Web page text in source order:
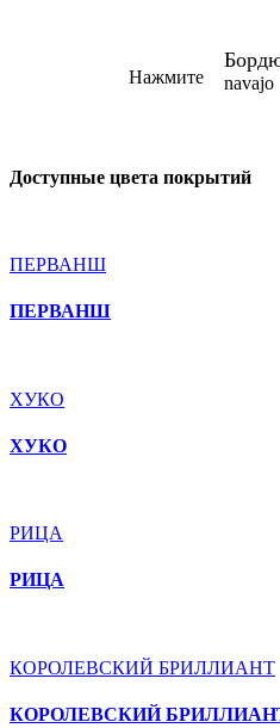
Нажмите navajo
Доступные цвета покрытий
ПЕРВАНШ
ПЕРВАНШ
ХУКО
ХУКО
РИЦА
РИЦА
КОРОЛЕВСКИЙ БРИЛЛИАНТ
КОРОЛЕВСКИЙ